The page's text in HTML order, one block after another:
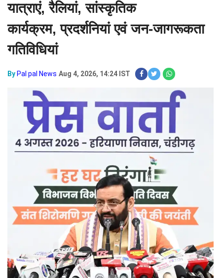
यात्राएं, रैलियां, सांस्कृतिक
कार्यक्रम, प्रदर्शनियां एवं जन-जागरूकता
गतिविधियां
By Pal pal News Aug 4, 2026, 14:24 IST